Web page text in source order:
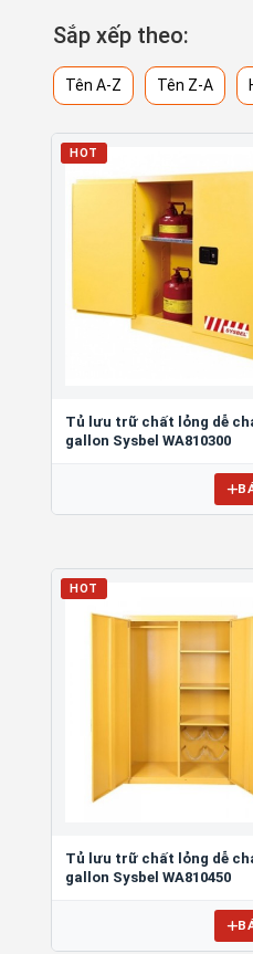
Sắp xếp theo:
Tên A-Z Tên Z-A
HOT
Tủ lưu trữ chất lỏng dễ
gallon Sysbel WA810300
HOT
Tủ lưu trữ chất lỏng dễ
gallon Sysbel WA810450